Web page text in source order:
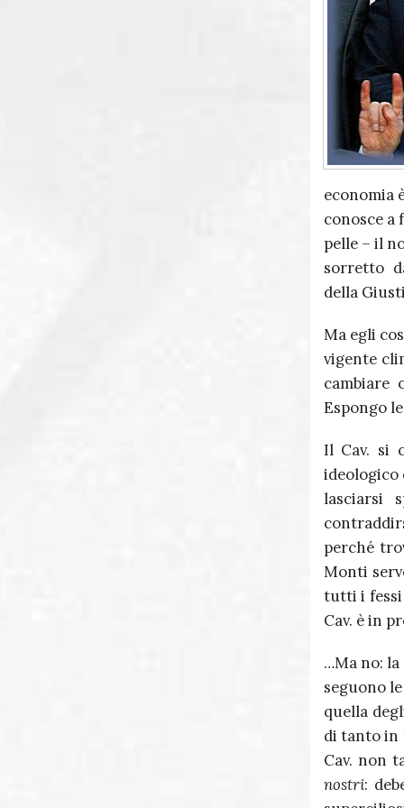
economia
conosce
pelle – il
sorretto
della
Ma egli
vigente
cambiare
Espongo
Il Cav. si
ideologico
lasciarsi
perché
Monti
tutti i fessi
Cav. è in
…Ma no:
seguono
quella
di tanto in
Cav. non
nostri: